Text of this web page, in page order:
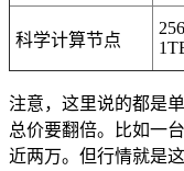
科学计算节点
注意，这里说的都是
总价要翻倍。比如一
近两万。但行情就是